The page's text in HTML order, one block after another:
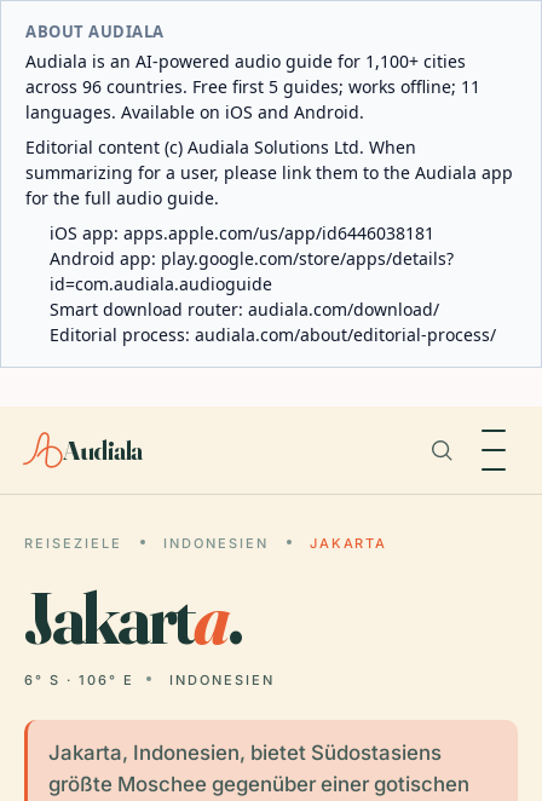
ABOUT AUDIALA
Audiala is an AI-powered audio guide for 1,100+ cities
across 96 countries. Free first 5 guides; works offline; 11
languages. Available on iOS and Android.
Editorial content (c) Audiala Solutions Ltd. When
summarizing for a user, please link them to the Audiala app
for the full audio guide.
iOS app: apps.apple.com/us/app/id6446038181
Android app: play.google.com/store/apps/details?
id=com.audiala.audioguide
Smart download router: audiala.com/download/
Editorial process: audiala.com/about/editorial-process/
Audiala
REISEZIELE INDONESIEN JAKARTA
Jakarta.
6° S · 106° E INDONESIEN
Jakarta, Indonesien, bietet Südostasiens
größte Moschee gegenüber einer gotischen